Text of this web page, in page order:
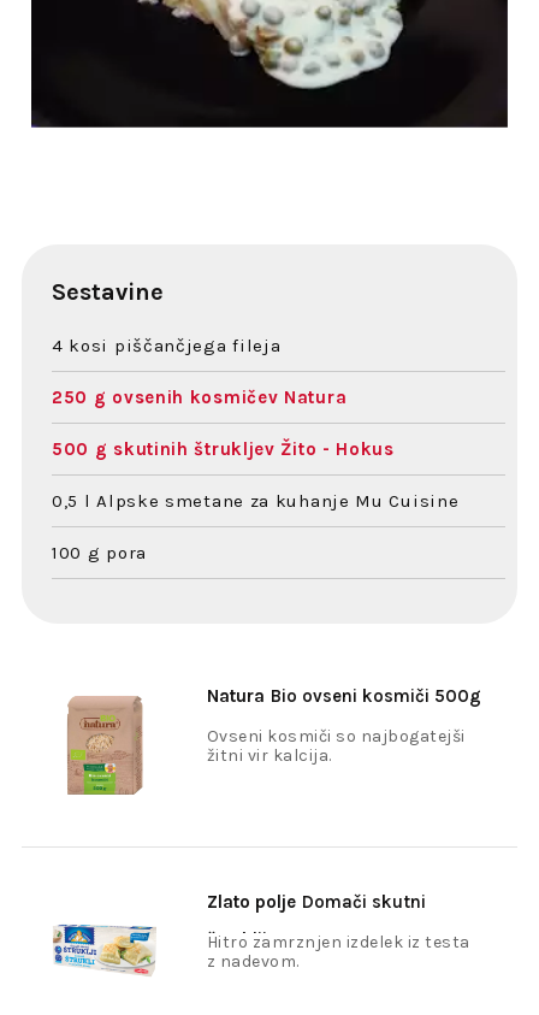
Sestavine
4 kosi piščančjega fileja
250 g ovsenih kosmičev Natura
500 g skutinih štrukljev Žito - Hokus
0,5 l Alpske smetane za kuhanje Mu Cuisine
100 g pora
Natura Bio ovseni kosmiči 500g
Ovseni kosmiči so najbogatejši
žitni vir kalcija.
Zlato polje Domači skutni
štruklji 400g
Hitro zamrznjen izdelek iz testa
z nadevom.